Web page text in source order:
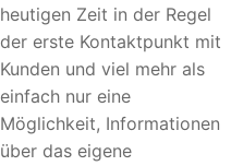
heutigen Zeit in der Regel
der erste Kontaktpunkt mit
Kunden und viel mehr als
einfach nur eine
Möglichkeit, Informationen
über das eigene
zwei Dinge entscheidend:
Der Webauftritt muss
ansprechend und
professionell gestaltet sein
und man muss gefunden